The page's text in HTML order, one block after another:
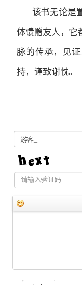
该书无论是
体馈赠友人，它
脉的传承，见
持，谨致谢忱。